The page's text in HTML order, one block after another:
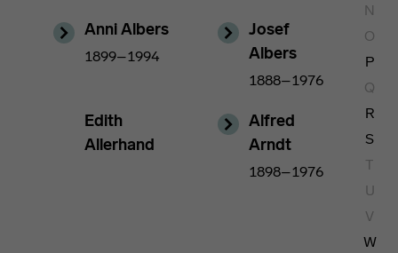
Sterbeland
Bauhaus Weimar
N
O
P
Q
R
S
T
U
V
W
Anni Albers
1899–1994
Josef
Albers
1888–1976
Edith
Allerhand
Alfred
Arndt
1898–1976